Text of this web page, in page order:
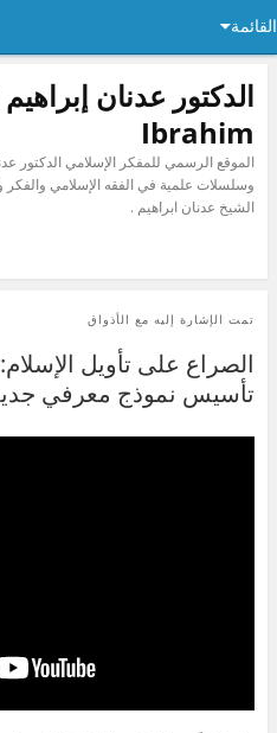
القائمة
Ibrahim
الموقع الرسمي للمفكر الإسلامي
وسلسلات علمية في الفقه الإسلامي والفكر
الشيخ عدنان ابراهيم .
تمت الإشارة إليه مع الأذواق
الصراع على تأويل
تأسيس نموذج معرفي جديد